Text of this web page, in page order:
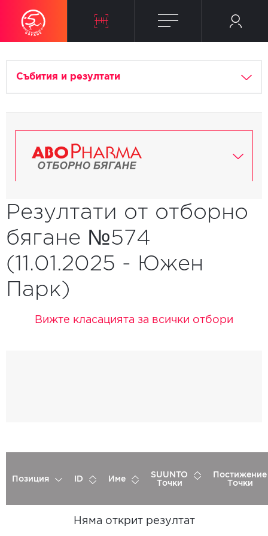
Събития и резултати
Резултати от отборно
бягане №574
(11.01.2025 - Южен
Парк)
Вижте класацията за всички отбори
Позиция ID Име
SUUNTO
Точки
Постижение
Точки
Няма открит резултат